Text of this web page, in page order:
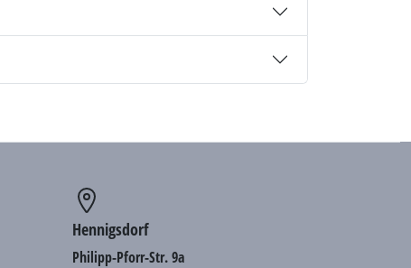
Hennigsdorf
Philipp-Pforr-Str. 9a